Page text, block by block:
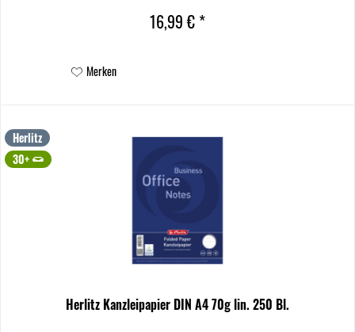
16,99 € *
Merken
Herlitz
30+
Herlitz Kanzleipapier DIN A4 70g lin. 250 Bl.